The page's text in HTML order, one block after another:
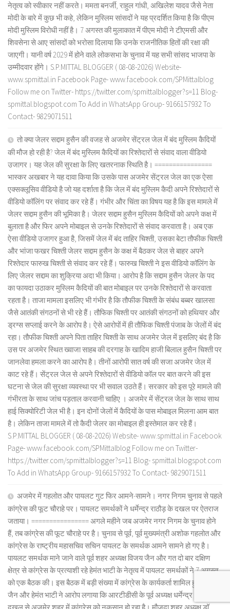
नेतृत्व को स्वीकार नहीं करते। ममता बनर्जी, राहुल गांधी, अखिलेश यादव जैसे नेता
मोदी के बारे में कुछ भी कहे, लेकिन मुस्लिम सांसदों ने यह प्रदर्शित किया है कि पीएम
मोदी मुस्लिम विरोधी नहीं है। 7 अगस्त की मुलाकात में पीएम मोदी ने टीएमसी और
शिवसेना से आए सांसदों को भरोसा दिलाया कि उनके राजनीतिक हितों की रक्षा की
जाएगी। यानी वर्ष 2029 में होने वाले लोकसभा के चुनाव में यह सभी सांसद भाजपा के
उम्मीदवार होंगे। S.P.MITTAL BLOGGER ( 08-08-2026) Website-
www.spmittal.in Facebook Page- www.facebook.com/SPMittalblog
Follow me on Twitter- https://twitter.com/spmittalblogger?s=11 Blog-
spmittal.blogspot.com To Add in WhatsApp Group- 9166157932 To
Contact- 9829071511
तो क्या जेलर सद्दाम हुसैन की वजह से अजमेर सेंट्रल जेल में बंद मुस्लिम कैदियों
की मौज हो रही है? जेल में बंद मुस्लिम कैदियों का रिश्तेदारों से संवाद वाला वीडियो
उजागर। यह जेल की सुरक्षा के लिए खतरनाक स्थिति है। ================
भास्कर अखबार ने यह दावा किया कि उसके पास अजमेर सेंट्रल जेल का एक ऐसा
एक्सक्लूसिव वीडियो है जो यह दर्शाता है कि जेल में बंद मुस्लिम कैदी अपने रिश्तेदारों से
वीडियो कॉलिंग पर संवाद कर रहे हैं। गंभीर और चिंता का विषय यह है कि इस मामले में
जेलर सद्दाम हुसैन की भूमिका है। जेलर सद्दाम हुसैन मुस्लिम कैदियों को अपने कक्ष में
बुलाता है और फिर अपने मोबाइल से उनके रिश्तेदारों से संवाद करवाता है। अब एक
ऐसा वीडियो उजागर हुआ है, जिसमें जेल में बंद ताहिर चिश्ती, उसका बेटा तौफीक चिश्ती
और भांजा फखर चिश्ती जेलर सद्दाम हुसैन के कक्ष में बैठकर जेल से बाहर अपने
रिश्तेदार फारुख चिश्ती से संवाद कर रहे हैं। फारुख चिश्ती ने इस वीडियो कॉलिंग के
लिए जेलर सद्दाम का शुक्रिया अदा भी किया। आरोप है कि सद्दाम हुसैन जेलर के पद
का फायदा उठाकर मुस्लिम कैदियों की बात मोबाइल पर उनके रिश्तेदारों से करवाता
रहता है। ताजा मामला इसलिए भी गंभीर है कि तौफीक चिश्ती के संबंध बब्बर खालसा
जैसे आतंकी संगठनों से भी रहे हैं। तौफिक चिश्ती पर आतंकी संगठनों को हथियार और
ड्रग्स सप्लाई करने के आरोप है। ऐसे आरोपों में ही तौफिक चिश्ती पंजाब के जेलों में बंद
रहा। तौफीक चिश्ती अपने पिता ताहिर चिश्ती के साथ अजमेर जेल में इसलिए बंद है कि
उस पर अजमेर स्थित ख्वाजा साहब की दरगाह के खादिम हाजी बिलाल हुसैन चिश्ती पर
जानलेवा हमला करने का आरोप है। तीनों आरोपी सात वर्ष की सजा अजमेर जेल में
काट रहे हैं। सेंट्रल जेल से अपने रिश्तेदारों से वीडियो कॉल पर बात करने की इस
घटना से जेल की सुरक्षा व्यवस्था पर भी सवाल उठते हैं। सरकार को इस पूरे मामले की
गंभीरता के साथ जांच पड़ताल करवानी चाहिए । अजमेर में सेंट्रल जेल के साथ साथ
हाई सिक्योरिटी जेल भी है। इन दोनों जेलों में कैदियों के पास मोबाइल मिलना आम बात
है। लेकिन ताजा मामले में तो कैदी जेलर का मोबाइल ही इस्तेमाल कर रहे हैं।
S.P.MITTAL BLOGGER ( 08-08-2026) Website- www.spmittal.in Facebook
Page- www.facebook.com/SPMittalblog Follow me on Twitter-
https://twitter.com/spmittalblogger?s=11 Blog- spmittal.blogspot.com
To Add in WhatsApp Group- 9166157932 To Contact- 9829071511
अजमेर में गहलोत और पायलट गुट फिर आमने-सामने। नगर निगम चुनाव से पहले
कांग्रेस की फूट चौराहे पर। पायलट समर्थकों ने धर्मेन्द्र राठौड़ के दखल पर ऐतराज
जताया। ================ अगले महीने जब अजमेर नगर निगम के चुनाव होने
हैं, तब कांग्रेस की फूट चौराहे पर है। चुनाव से पूर्व, पूर्व मुख्यमंत्री अशोक गहलोत और
कांग्रेस के राष्ट्रीय महासचिव सचिन पायलट के समर्थक आमने सामने हो गए है।
पायलट समर्थक माने जाने वाले पूर्व शहर अध्यक्ष विजय जैन और गत दो बार दक्षिण
क्षेत्र से कांग्रेस के प्रत्याशी रहे हेमंत भाटी के नेतृत्व में पायलट समर्थकों ने 7 अगस्त
को एक बैठक की। इस बैठक में बड़ी संख्या में कांग्रेस के कार्यकर्ता शामिल हुए। विजय
जैन और हेमंत भाटी ने आरोप लगाया कि आरटीडीसी के पूर्व अध्यक्ष धर्मेन्द्र राठौड़ के